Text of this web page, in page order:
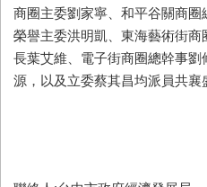
商圈主委劉家寧、和平谷關商
榮譽主委洪明凱、東海藝術街
長葉艾維、電子街商圈總幹事
源，以及立委蔡其昌均派員共襄